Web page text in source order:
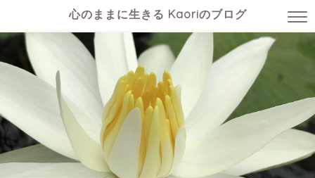
心のままに生きる Kaoriのブログ